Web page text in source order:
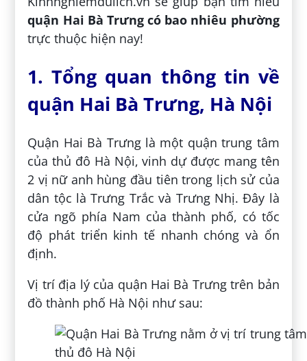
quận Hai Bà Trưng có bao nhiêu phường
trực thuộc hiện nay!
1. Tổng quan thông tin về
quận Hai Bà Trưng, Hà Nội
Quận Hai Bà Trưng là một quận trung tâm
của thủ đô Hà Nội, vinh dự được mang tên
2 vị nữ anh hùng đầu tiên trong lịch sử của
dân tộc là Trưng Trắc và Trưng Nhị. Đây là
cửa ngõ phía Nam của thành phố, có tốc
độ phát triển kinh tế nhanh chóng và ổn
định.
Vị trí địa lý của quận Hai Bà Trưng trên bản
đồ thành phố Hà Nội như sau: